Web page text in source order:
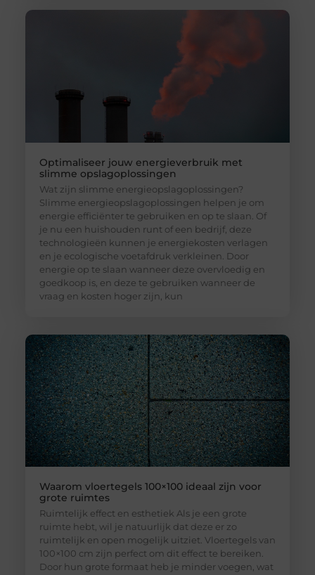
Optimaliseer jouw energieverbruik met
slimme opslagoplossingen
Wat zijn slimme energieopslagoplossingen?
Slimme energieopslagoplossingen helpen je om
energie efficiënter te gebruiken en op te slaan. Of
je nu een huishouden runt of een bedrijf, deze
technologieën kunnen je energiekosten verlagen
en je ecologische voetafdruk verkleinen. Door
energie op te slaan wanneer deze overvloedig en
goedkoop is, en deze te gebruiken wanneer de
vraag en kosten hoger zijn, kun
Waarom vloertegels 100×100 ideaal zijn voor
grote ruimtes
Ruimtelijk effect en esthetiek Als je een grote
ruimte hebt, wil je natuurlijk dat deze er zo
ruimtelijk en open mogelijk uitziet. Vloertegels van
100×100 cm zijn perfect om dit effect te bereiken.
Door hun grote formaat heb je minder voegen, wat